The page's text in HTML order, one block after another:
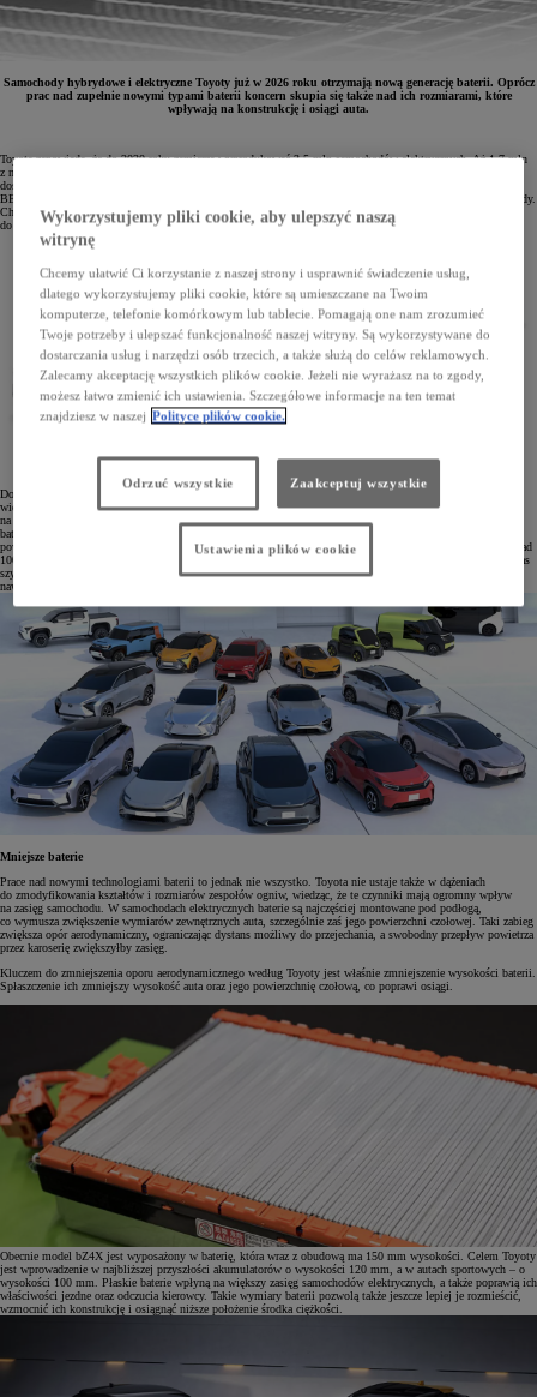
Samochody hybrydowe i elektryczne Toyoty już w 2026 roku otrzymają nową generację baterii. Oprócz
prac nad zupełnie nowymi typami baterii koncern skupia się także nad ich rozmiarami, które
wpływają na konstrukcję i osiągi auta.
Toyota zapowiada, że do 2030 roku zamierza wyprodukować 3,5 mln samochodów elektrycznych. Aż 1,7 mln
z nich powstanie w rewolucyjnej fabryce BEV Factory stosującej innowacyjne procesy produkcyjne. Aby
dostępność aut elektrycznych była jak najwyższa, potrzebne są baterie nowej generacji, co potwierdza prezes
BEV Factory Takero Kato: „Będziemy oferować różne technologie baterii, tak jak teraz oferujemy różne napędy.
Chcemy dostosować rodzaj akumulatora trakcyjnego do typu samochodu oraz jego zastosowania, a także
do potrzeb naszych klientów.”
Do końca tej dekady Toyota wprowadzi cztery nowe technologie o lepszych parametrach ładowania oraz
większym zasięgu. Już w 2026 roku pojawi się nowa generacja baterii do aut elektrycznych pozwalająca
na pokonanie dystansu przekraczającego 800 km. Ponadto zadebiutują także tańsze i wydajniejsze bipolarne
baterie litowo-żelazowo-fosforanowe z przeznaczeniem do popularnych modeli pozwalające na przejechanie
powyżej 600 km. W kolejnym etapie zostaną wprowadzone bipolarne baterie litowo-jonowe z zasięgiem ponad
1000 km, a w 2027 roku samochody elektryczne mają otrzymać baterie ze stałym elektrolitem, w których czas
szybkiego ładowania będzie skrócony do 10 minut. Według Toyoty baterie te będą umożliwiały przejechanie
nawet ponad 1200 km.
Mniejsze baterie
Prace nad nowymi technologiami baterii to jednak nie wszystko. Toyota nie ustaje także w dążeniach
do zmodyfikowania kształtów i rozmiarów zespołów ogniw, wiedząc, że te czynniki mają ogromny wpływ
na zasięg samochodu. W samochodach elektrycznych baterie są najczęściej montowane pod podłogą,
co wymusza zwiększenie wymiarów zewnętrznych auta, szczególnie zaś jego powierzchni czołowej. Taki zabieg
zwiększa opór aerodynamiczny, ograniczając dystans możliwy do przejechania, a swobodny przepływ powietrza
przez karoserię zwiększyłby zasięg.
Kluczem do zmniejszenia oporu aerodynamicznego według Toyoty jest właśnie zmniejszenie wysokości baterii.
Spłaszczenie ich zmniejszy wysokość auta oraz jego powierzchnię czołową, co poprawi osiągi.
Obecnie model bZ4X jest wyposażony w baterię, która wraz z obudową ma 150 mm wysokości. Celem Toyoty
jest wprowadzenie w najbliższej przyszłości akumulatorów o wysokości 120 mm, a w autach sportowych – o
wysokości 100 mm. Płaskie baterie wpłyną na większy zasięg samochodów elektrycznych, a także poprawią ich
właściwości jezdne oraz odczucia kierowcy. Takie wymiary baterii pozwolą także jeszcze lepiej je rozmieścić,
wzmocnić ich konstrukcję i osiągnąć niższe położenie środka ciężkości.
Wykorzystujemy pliki cookie, aby ulepszyć naszą
witrynę
Chcemy ułatwić Ci korzystanie z naszej strony i usprawnić świadczenie usług,
dlatego wykorzystujemy pliki cookie, które są umieszczane na Twoim
komputerze, telefonie komórkowym lub tablecie. Pomagają one nam zrozumieć
Twoje potrzeby i ulepszać funkcjonalność naszej witryny. Są wykorzystywane do
dostarczania usług i narzędzi osób trzecich, a także służą do celów reklamowych.
Zalecamy akceptację wszystkich plików cookie. Jeżeli nie wyrażasz na to zgody,
możesz łatwo zmienić ich ustawienia. Szczegółowe informacje na ten temat
znajdziesz w naszej Polityce plików cookie.
Odrzuć wszystkie Zaakceptuj wszystkie
Ustawienia plików cookie